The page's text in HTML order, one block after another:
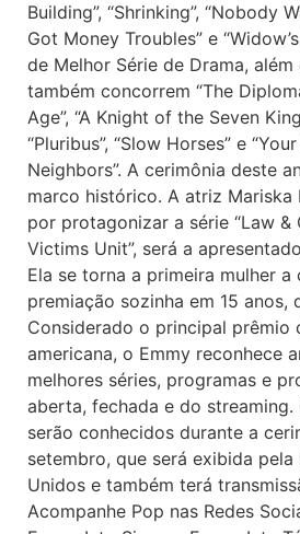
Building”, “Shrinking”, “Nobody
Got Money Troubles” e
de Melhor Série de Drama, além
também concorrem “The
Age”, “A Knight of the Seven
“Pluribus”, “Slow Horses” e
Neighbors”. A cerimônia deste
marco histórico. A atriz Mariska
por protagonizar a série “Law &
Victims Unit”, será a
Ela se torna a primeira mulher a
premiação sozinha em 15 anos,
Considerado o principal prêmio
americana, o Emmy reconhece
melhores séries, programas e
aberta, fechada e do streaming.
serão conhecidos durante a
setembro, que será exibida pela
Unidos e também terá
Acompanhe Pop nas Redes